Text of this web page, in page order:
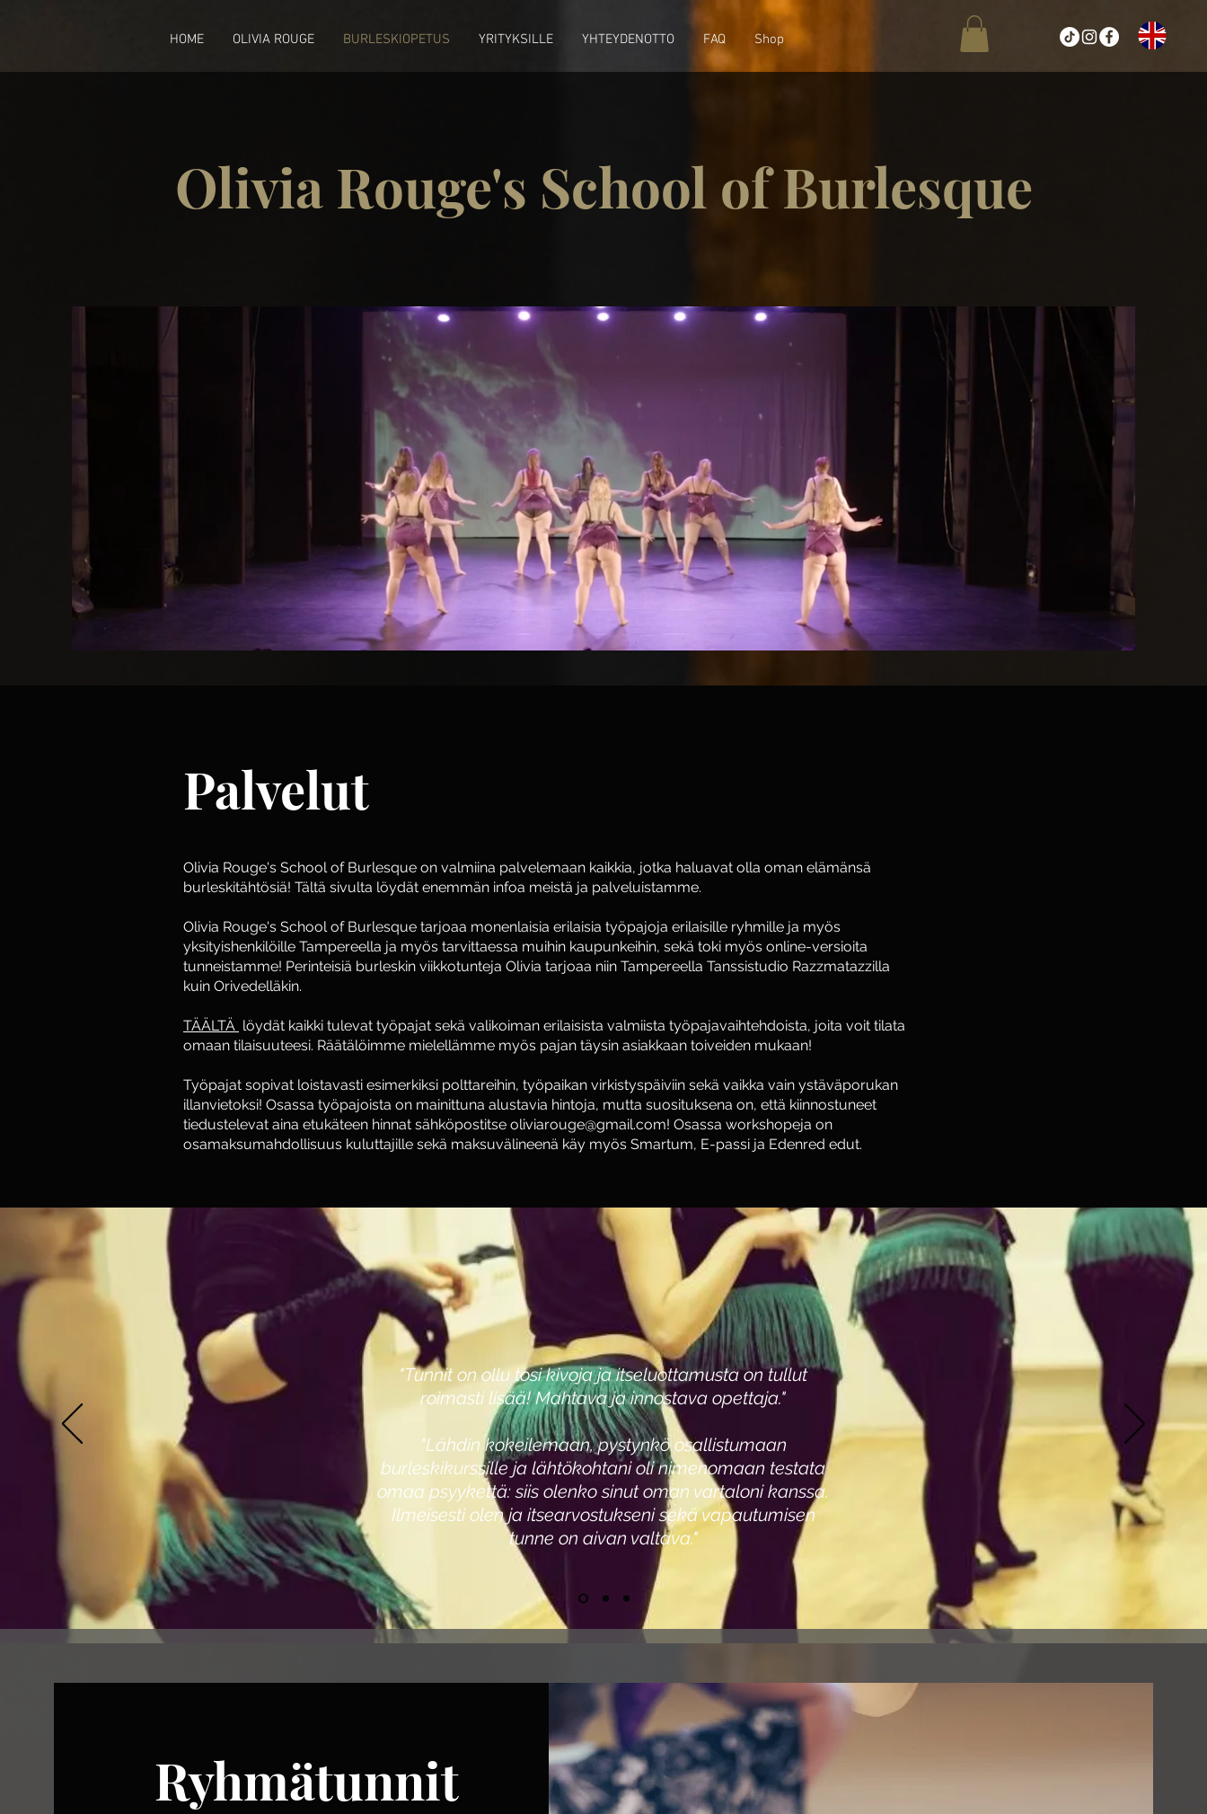
HOME OLIVIA ROUGE BURLESKIOPETUS YRITYKSILLE YHTEYDENOTTO FAQ Shop
Olivia Rouge's School of Burlesque
Palvelut
Olivia Rouge's School of Burlesque on valmiina palvelemaan kaikkia, jotka haluavat olla oman elämänsä
burleskitähtösiä! Tältä sivulta löydät enemmän infoa meistä ja palveluistamme.
Olivia Rouge's School of Burlesque tarjoaa monenlaisia erilaisia työpajoja erilaisille ryhmille ja myös
yksityishenkilöille Tampereella ja myös tarvittaessa muihin kaupunkeihin, sekä toki myös online-versioita
tunneistamme! Perinteisiä burleskin viikkotunteja Olivia tarjoaa niin Tampereella Tanssistudio Razzmatazzilla
kuin Orivedelläkin.
TÄÄLTÄ löydät kaikki tulevat työpajat sekä valikoiman erilaisista valmiista työpajavaihtehdoista, joita voit tilata
omaan tilaisuuteesi. Räätälöimme mielellämme myös pajan täysin asiakkaan toiveiden mukaan!
Työpajat sopivat loistavasti esimerkiksi polttareihin, työpaikan virkistyspäiviin sekä vaikka vain ystäväporukan
illanvietoksi! Osassa työpajoista on mainittuna alustavia hintoja, mutta suosituksena on, että kiinnostuneet
tiedustelevat aina etukäteen hinnat sähköpostitse oliviarouge@gmail.com! Osassa workshopeja on
osamaksumahdollisuus kuluttajille sekä maksuvälineenä käy myös Smartum, E-passi ja Edenred edut.
"Tunnit on ollu tosi kivoja ja itseluottamusta on tullut
roimasti lisää! Mahtava ja innostava opettaja."
"Lähdin kokeilemaan, pystynkö osallistumaan
burleskikurssille ja lähtökohtani oli nimenomaan testata
omaa psyykettä: siis olenko sinut oman vartaloni kanssa.
Ilmeisesti olen ja itsearvostukseni sekä vapautumisen
tunne on aivan valtava."
Ryhmätunnit